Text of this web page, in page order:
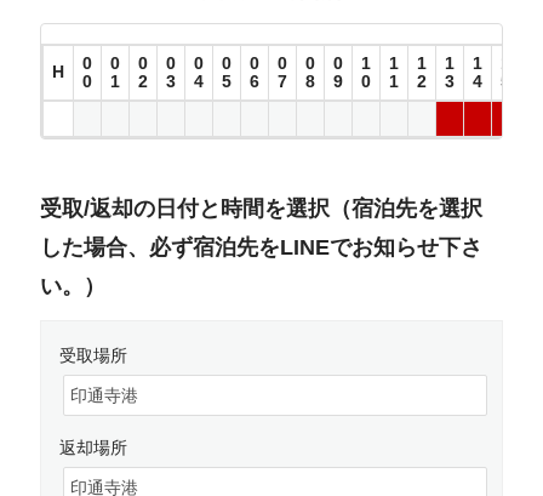
H
0
0
0
1
0
2
0
3
0
4
0
5
0
6
0
7
0
8
0
9
1
0
1
1
1
2
1
3
1
4
1
5
受取/返却の日付と時間を選択（宿泊先を選択
した場合、必ず宿泊先をLINEでお知らせ下さ
い。）
受取場所
返却場所